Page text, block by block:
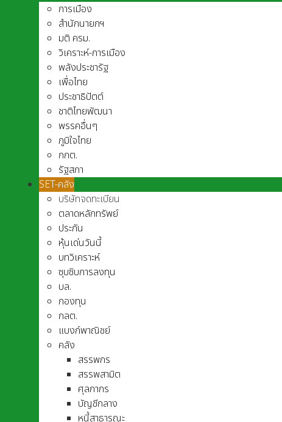
การเมือง
สำนักนายกฯ
มติ ครม.
วิเคราะห์-การเมือง
พลังประชารัฐ
เพื่อไทย
ประชาธิปัตต์
ชาติไทยพัฒนา
พรรคอื่นๆ
ภูมิใจไทย
กกต.
รัฐสภา
SET-คลัง
บริษัทจดทะเบียน
ตลาดหลักทรัพย์
ประกัน
หุ้นเด่นวันนี้
บทวิเคราะห์
ซุบซิบการลงทุน
บล.
กองทุน
กลต.
แบงก์พาณิชย์
คลัง
สรรพกร
สรรพสามิต
ศุลกากร
บัญชีกลาง
หนี้สาธารณะ